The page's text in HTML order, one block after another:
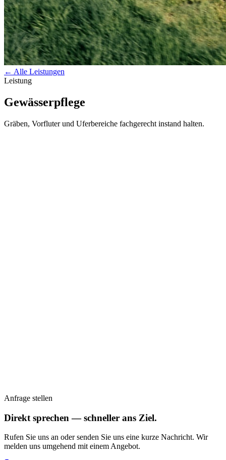
← Alle Leistungen
Leistung
Gewässerpflege
Gräben, Vorfluter und Uferbereiche fachgerecht instand halten.
Anfrage stellen
Direkt sprechen — schneller ans Ziel.
Rufen Sie uns an oder senden Sie uns eine kurze Nachricht. Wir
melden uns umgehend mit einem Angebot.